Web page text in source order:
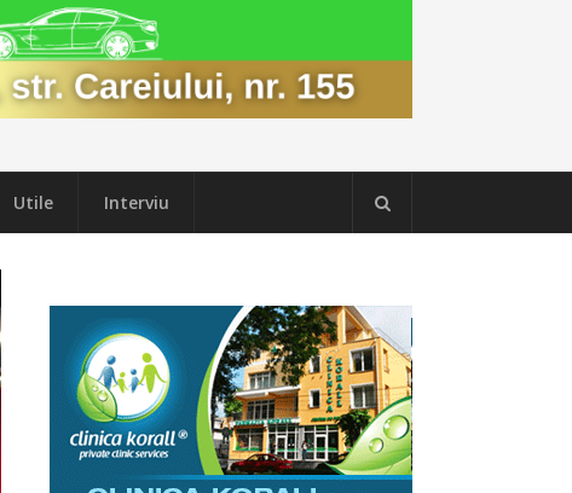
Utile Interviu